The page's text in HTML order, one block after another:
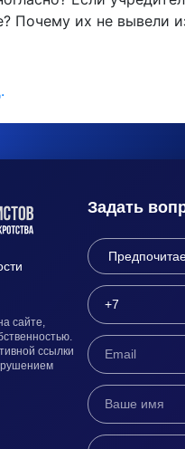
Почему их не вывели
сайте,
ссылки
Задать